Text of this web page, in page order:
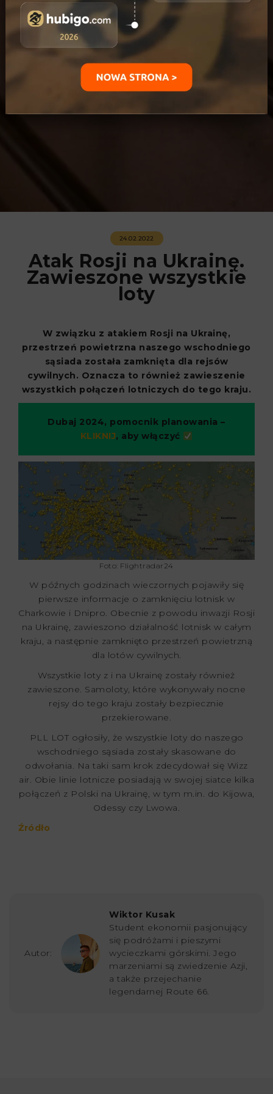
24.02.2022
Atak Rosji na Ukrainę.
Zawieszone wszystkie
loty
W związku z atakiem Rosji na Ukrainę,
przestrzeń powietrzna naszego wschodniego
sąsiada została zamknięta dla rejsów
cywilnych. Oznacza to również zawieszenie
wszystkich połączeń lotniczych do tego kraju.
Dubaj 2024, pomocnik planowania –
KLIKNIJ, aby włączyć
Foto: Flightradar24
W późnych godzinach wieczornych pojawiły się
pierwsze informacje o zamknięciu lotnisk w
Charkowie i Dnipro. Obecnie z powodu inwazji Rosji
na Ukrainę, zawieszono działalność lotnisk w całym
kraju, a następnie zamknięto przestrzeń powietrzną
dla lotów cywilnych.
Wszystkie loty z i na Ukrainę zostały również
zawieszone. Samoloty, które wykonywały nocne
rejsy do tego kraju zostały bezpiecznie
przekierowane.
PLL LOT ogłosiły, że wszystkie loty do naszego
wschodniego sąsiada zostały skasowane do
odwołania. Na taki sam krok zdecydował się Wizz
air. Obie linie lotnicze posiadają w swojej siatce kilka
połączeń z Polski na Ukrainę, w tym m.in. do Kijowa,
Odessy czy Lwowa.
Źródło
Autor:
Wiktor Kusak
Student ekonomii pasjonujący
się podróżami i pieszymi
wycieczkami górskimi. Jego
marzeniami są zwiedzenie Azji,
a także przejechanie
legendarnej Route 66.